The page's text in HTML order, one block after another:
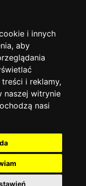
i innych
aby
i reklamy,
naszej witrynie
nasi